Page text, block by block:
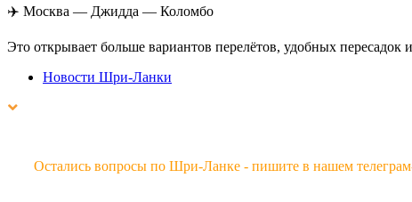
✈️ Москва — Джидда — Коломбо
Это открывает больше вариантов перелётов, удобных
Новости Шри-Ланки
Остались вопросы по Шри-Ланке - пишите в нашем